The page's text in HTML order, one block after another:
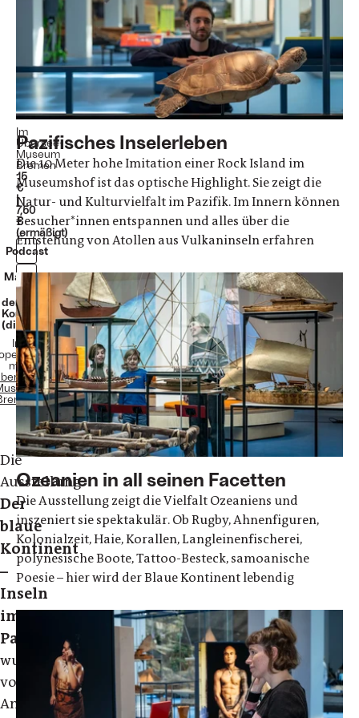
Pazifik
Neue
Dauerausstellung
ab
29.
März
2025
Im
Übersee-
Museum
Bremen
15
€
|
7,50
€
(ermäßigt)
Podcast
Magazin
der blaue
Kontinent
(digital)
In
mit
Die
Ausstellung
Der
blaue
Kontinent
–
Inseln
im
Pazifik
wurde
von
Anfang
Pazifisches Inselerleben
Die 10 Meter hohe Imitation einer Rock Island im
Museumshof ist das optische Highlight. Sie zeigt die
Natur- und Kulturvielfalt im Pazifik. Im Innern können
Besucher*innen entspannen und alles über die
Entstehung von Atollen aus Vulkaninseln erfahren
Ozeanien in all seinen Facetten
Die Ausstellung zeigt die Vielfalt Ozeaniens und
inszeniert sie spektakulär. Ob Rugby, Ahnenfiguren,
Kolonialzeit, Haie, Korallen, Langleinenfischerei,
polynesische Boote, Tattoo-Besteck, samoanische
Poesie – hier wird der Blaue Kontinent lebendig